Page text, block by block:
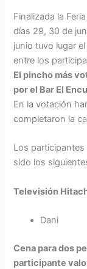
Finalizada la
días 29, 30 de
junio tuvo lugar
entre los
El pincho más
por el Bar El
En la votación
completaron la
Los
sido los
Televisión
Dani
Cena para dos
participante